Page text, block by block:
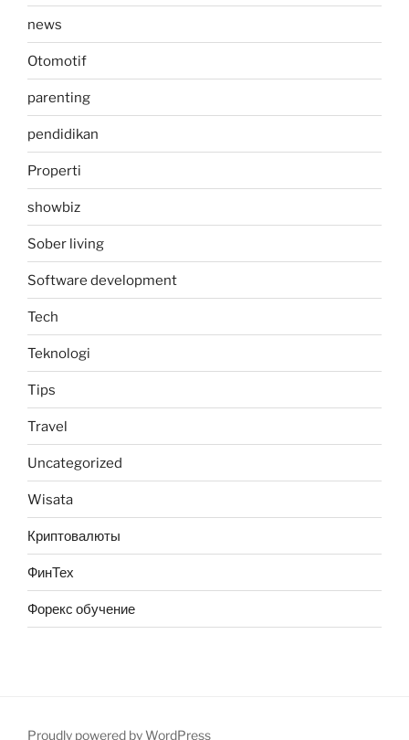
news
Otomotif
parenting
pendidikan
Properti
showbiz
Sober living
Software development
Tech
Teknologi
Tips
Travel
Uncategorized
Wisata
Криптовалюты
ФинТех
Форекс обучение
Proudly powered by WordPress